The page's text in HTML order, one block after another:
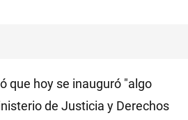
que hoy se inauguró "algo
de Justicia y Derechos